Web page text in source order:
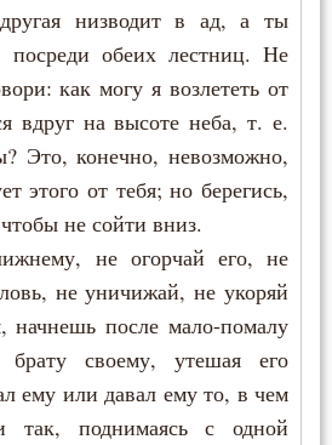
низводит в ад, а ты
обеих лестниц. Не
как могу я возлететь от
вдруг на высоте неба, т. е.
Это, конечно, невозможно,
этого от тебя; но берегись,
не сойти вниз.
не огорчай его, не
не уничижай, не укоряй
начнешь после мало-помалу
своему, утешая его
ему или давал ему то, в чем
так, поднимаясь с одной